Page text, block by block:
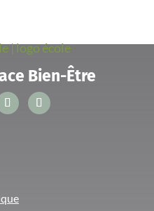
Bien-Être